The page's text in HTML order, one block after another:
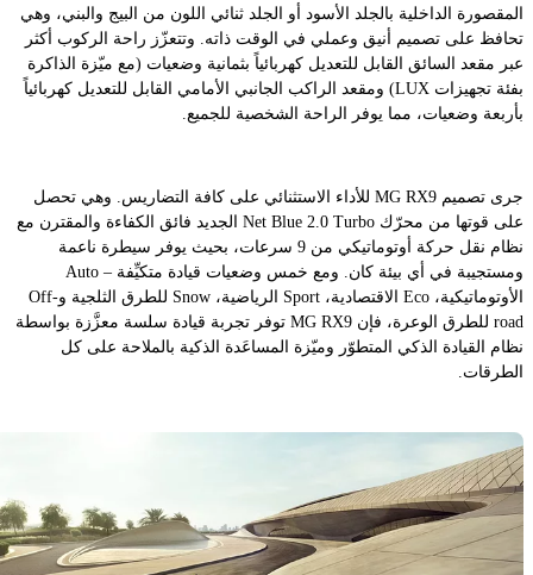
المقصورة الداخلية بالجلد الأسود أو الجلد ثنائي اللون من البيج والبني، وهي
تحافظ على تصميم أنيق وعملي في الوقت ذاته. وتتعزّز راحة الركوب أكثر
عبر مقعد السائق القابل للتعديل كهربائياً بثمانية وضعيات (مع ميّزة الذاكرة
بفئة تجهيزات LUX) ومقعد الراكب الجانبي الأمامي القابل للتعديل كهربائياً
بأربعة وضعيات، مما يوفر الراحة الشخصية للجميع.
جرى تصميم MG RX9 للأداء الاستثنائي على كافة التضاريس. وهي تحصل
على قوتها من محرّك Net Blue 2.0 Turbo الجديد فائق الكفاءة والمقترن مع
نظام نقل حركة أوتوماتيكي من 9 سرعات، بحيث يوفر سيطرة ناعمة
ومستجيبة في أي بيئة كان. ومع خمس وضعيات قيادة متكيِّفة – Auto
الأوتوماتيكية، Eco الاقتصادية، Sport الرياضية، Snow للطرق الثلجية وOff-
road للطرق الوعرة، فإن MG RX9 توفر تجربة قيادة سلسة معزَّزة بواسطة
نظام القيادة الذكي المتطوّر وميّزة المساعَدة الذكية بالملاحة على كل
الطرقات.